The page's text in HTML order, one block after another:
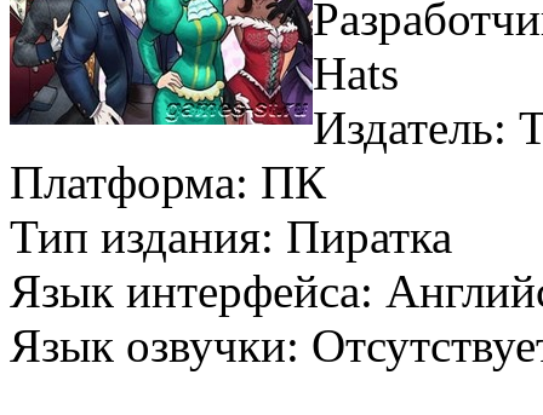
Hats
Издатель:
Платформа: ПК
Тип издания: Пиратка
Язык интерфейса:
Язык озвучки: